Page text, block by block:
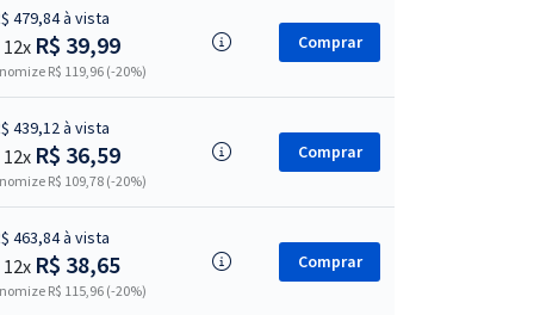
479,84 à vista
R$ 39,99
R$ 119,96 (-20%)
Comprar
439,12 à vista
R$ 36,59
R$ 109,78 (-20%)
Comprar
463,84 à vista
R$ 38,65
R$ 115,96 (-20%)
Comprar